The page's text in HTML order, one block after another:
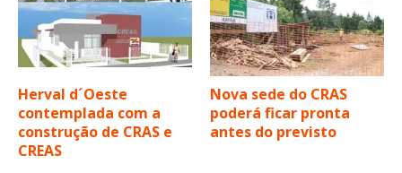
Herval d´Oeste
contemplada com a
construção de CRAS e
CREAS
Nova sede do CRAS
poderá ficar pronta
antes do previsto